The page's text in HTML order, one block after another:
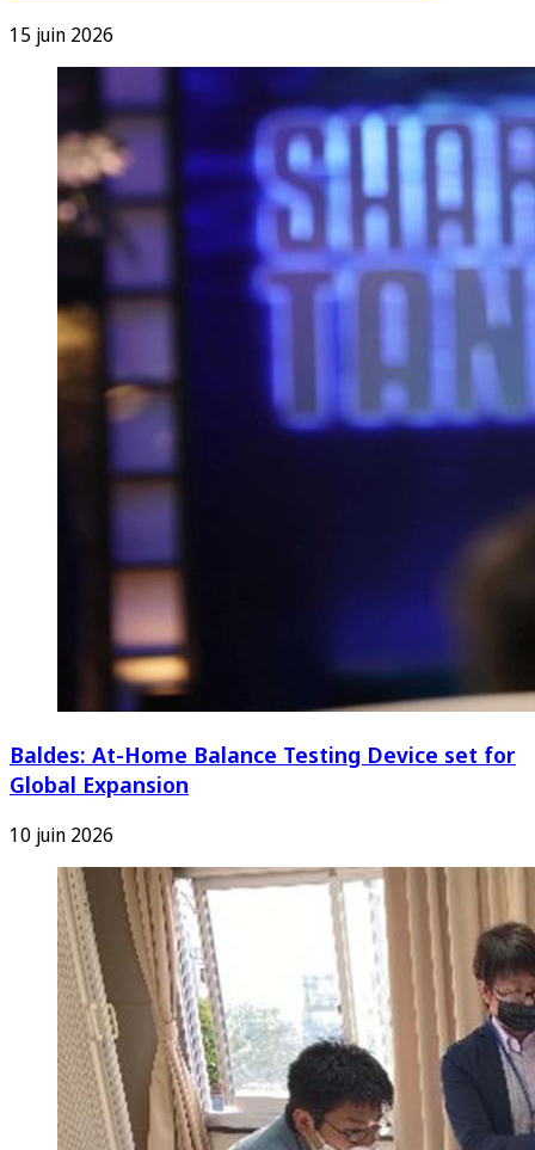
15 juin 2026
Baldes: At-Home Balance Testing Device set for
Global Expansion
10 juin 2026